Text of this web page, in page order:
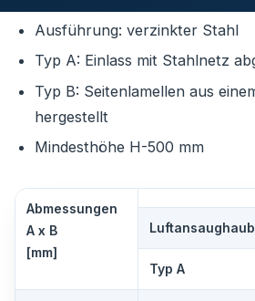
Ausführung: verzinkter Stahl
Typ A: Einlass mit Stahlnetz
Typ B: Seitenlamellen aus
hergestellt
Mindesthöhe H-500 mm
Abmessungen
A x B
[mm]
Typ A